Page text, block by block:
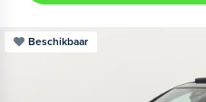
Beschikbaar